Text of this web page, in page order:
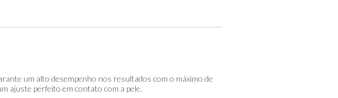
um alto desempenho nos resultados com o máximo de
ajuste perfeito em contato com a pele.